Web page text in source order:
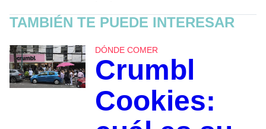
TAMBIÉN TE PUEDE INTERESAR
DÓNDE COMER
Crumbl
Cookies: